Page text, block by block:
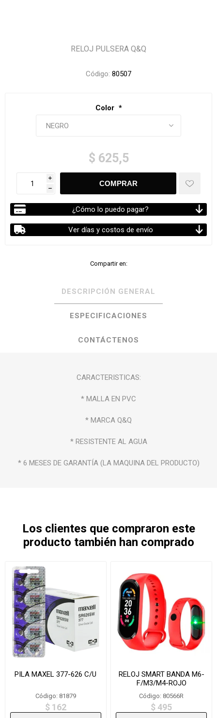
RELOJ PULSERA Q&Q
Código: 80507
Color *
$ 625,5
i
h
¿Cómo lo puedo pagar?
Ver días y costos de envío
Compartir en:
DESCRIPCIÓN GENERAL
ESPECIFICACIONES
CONTÁCTENOS
CARACTERISTICAS:
* MALLA EN PVC
* MARCA Q&Q
* RESISTENTE AL AGUA
* 6 MESES DE GARANTÍA (LA MAQUINA DEL PRODUCTO)
Los clientes que compraron este
producto también han comprado
PILA MAXEL 377-626 C/U
Código: 81879
$ 162
RELOJ SMART BANDA M6-
F/M3/M4-ROJO
Código: 80566R
$ 495